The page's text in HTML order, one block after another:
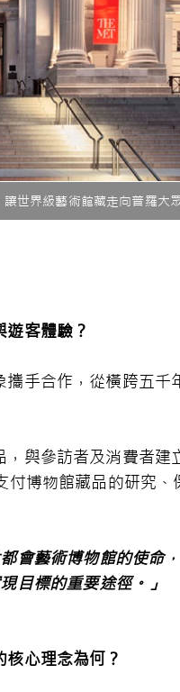
世界級藝術館藏走向普羅大
客體驗？
手合作，從橫跨五
與參訪者及消費者
博物館藏品的研究
會藝術博物館的使命，
目標的重要途徑。」
心理念為何？